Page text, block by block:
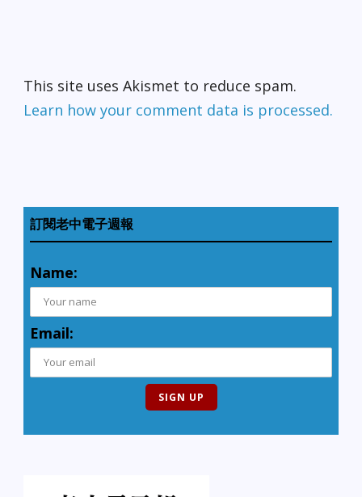
This site uses Akismet to reduce spam.
Learn how your comment data is processed.
訂閱老中電子週報
Name:
Email: